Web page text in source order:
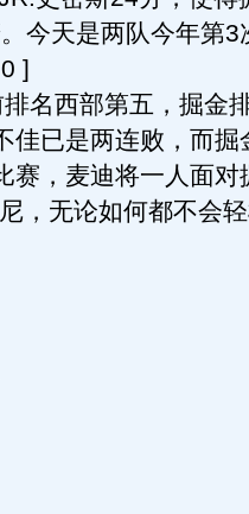
今天是两队今年第3
]
名西部第五，掘金
佳已是两连败，而掘
赛，麦迪将一人面对
，无论如何都不会